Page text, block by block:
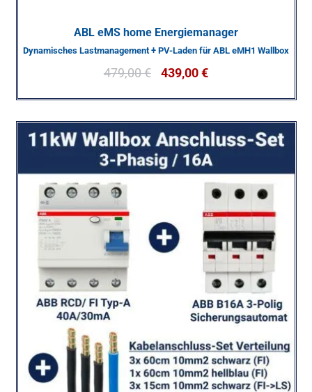
ABL eMS home Energiemanager
Dynamisches Lastmanagement + PV-Laden für ABL eMH1 Wallbox
479,00€ 439,00€